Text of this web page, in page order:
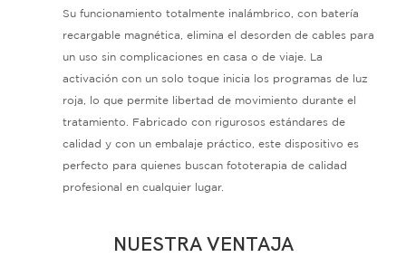
Su funcionamiento totalmente inalámbrico, con batería
recargable magnética, elimina el desorden de cables para
un uso sin complicaciones en casa o de viaje. La
activación con un solo toque inicia los programas de luz
roja, lo que permite libertad de movimiento durante el
tratamiento. Fabricado con rigurosos estándares de
calidad y con un embalaje práctico, este dispositivo es
perfecto para quienes buscan fototerapia de calidad
profesional en cualquier lugar.
NUESTRA VENTAJA